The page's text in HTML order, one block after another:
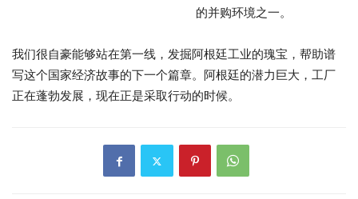
的并购环境之一。
我们很自豪能够站在第一线，发掘阿根廷工业的瑰宝，帮助谱
写这个国家经济故事的下一个篇章。阿根廷的潜力巨大，工厂
正在蓬勃发展，现在正是采取行动的时候。